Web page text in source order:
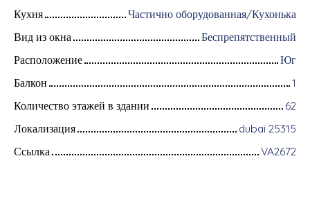
Кухня
Частично оборудованная/Кухонька
Вид из окна
Беспрепятственный
Расположение
Юг
Балкон
1
Количество этажей в здании
62
Локализация
dubai 25315
Ссылка
VA2672